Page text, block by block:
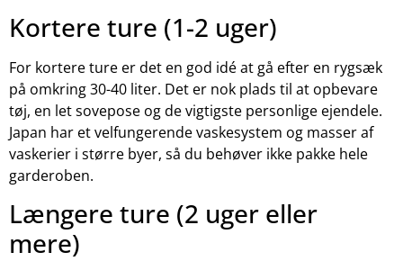
Kortere ture (1-2 uger)
For kortere ture er det en god idé at gå efter en rygsæk
på omkring 30-40 liter. Det er nok plads til at opbevare
tøj, en let sovepose og de vigtigste personlige ejendele.
Japan har et velfungerende vaskesystem og masser af
vaskerier i større byer, så du behøver ikke pakke hele
garderoben.
Længere ture (2 uger eller
mere)